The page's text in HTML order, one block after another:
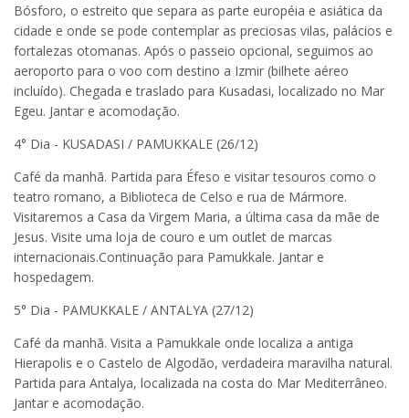
Bósforo, o estreito que separa as parte européia e asiática da
cidade e onde se pode contemplar as preciosas vilas, palácios e
fortalezas otomanas. Após o passeio opcional, seguimos ao
aeroporto para o voo com destino a Izmir (bilhete aéreo
incluído). Chegada e traslado para Kusadasi, localizado no Mar
Egeu. Jantar e acomodação.
4° Dia - KUSADASI / PAMUKKALE (26/12)
Café da manhã. Partida para Éfeso e visitar tesouros como o
teatro romano, a Biblioteca de Celso e rua de Mármore.
Visitaremos a Casa da Virgem Maria, a última casa da mãe de
Jesus. Visite uma loja de couro e um outlet de marcas
internacionais.Continuação para Pamukkale. Jantar e
hospedagem.
5° Dia - PAMUKKALE / ANTALYA (27/12)
Café da manhã. Visita a Pamukkale onde localiza a antiga
Hierapolis e o Castelo de Algodão, verdadeira maravilha natural.
Partida para Antalya, localizada na costa do Mar Mediterrâneo.
Jantar e acomodação.